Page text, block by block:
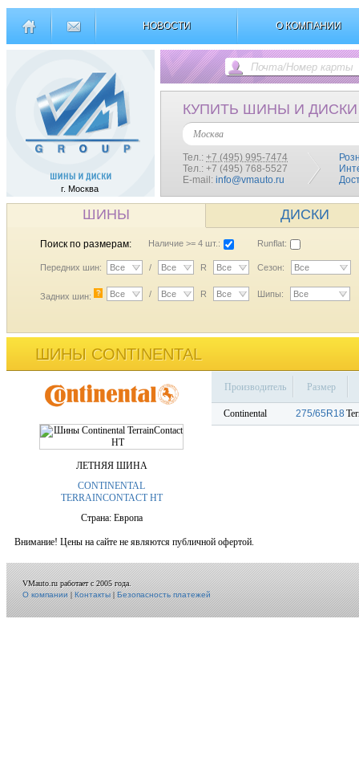
НОВОСТИ О КОМПАНИИ
г. Москва
КУПИТЬ ШИНЫ И ДИСКИ
Москва
Тел.: +7 (495) 995-7474
Тел.: +7 (495) 768-5527
E-mail: info@vmauto.ru
ШИНЫ ДИСКИ
Поиск по размерам: Наличие >= 4 шт.: Runflat:
Передних шин: Все / Все R Все Сезон: Все
Задних шин: ? Все / Все R Все Шипы: Все
ШИНЫ CONTINENTAL
ЛЕТНЯЯ ШИНА
CONTINENTAL
TERRAINCONTACT HT
Страна: Европа
Производитель Размер
Continental 275/65R18
Внимание! Цены на сайте не являются публичной офертой.
VMauto.ru работает с 2005 года.
О компании|Контакты|Безопасность платежей